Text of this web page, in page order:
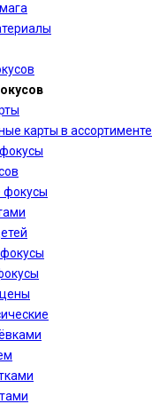
карты в ассортименте
фокусы